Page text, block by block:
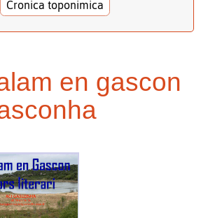
Cronica toponimica
en gascon